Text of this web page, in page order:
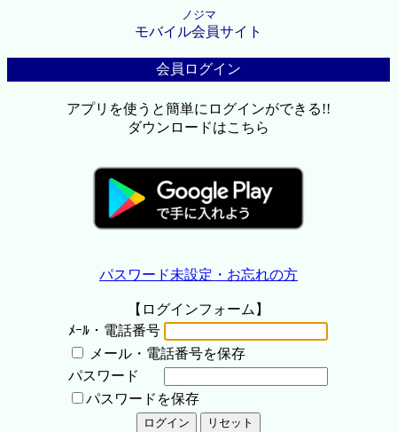
ノジマ
モバイル会員サイト
会員ログイン
アプリを使うと簡単にログインができる!!
ダウンロードはこちら
パスワード未設定・お忘れの方
【ログインフォーム】
ﾒｰﾙ・電話番号
メール・電話番号を保存
パスワード
パスワードを保存